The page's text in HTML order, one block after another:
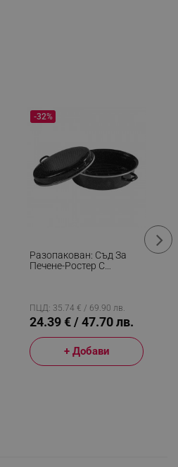
Разопакован: Съд За
Печене-Ростер С
Индукция, Емайл, Черен
-32%
ПЦД: 35.74 € / 69.90 лв.
24.39 € / 47.70 лв.
+ Добави